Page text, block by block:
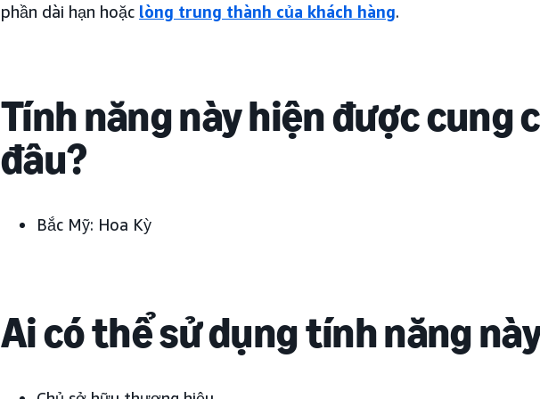
phần dài hạn hoặc lòng trung thành của khách hàng.
Tính năng này hiện được cung
đâu?
Bắc Mỹ: Hoa Kỳ
Ai có thể sử dụng tính năng